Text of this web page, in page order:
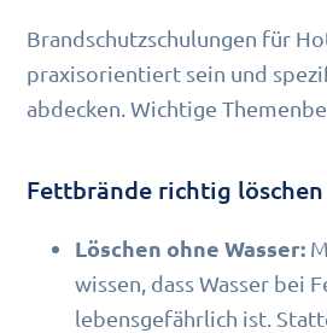
Brandschutzschulungen für
praxisorientiert sein und
abdecken. Wichtige
Fettbrände richtig löschen
Löschen ohne Wasser:
wissen, dass Wasser bei
lebensgefährlich ist.